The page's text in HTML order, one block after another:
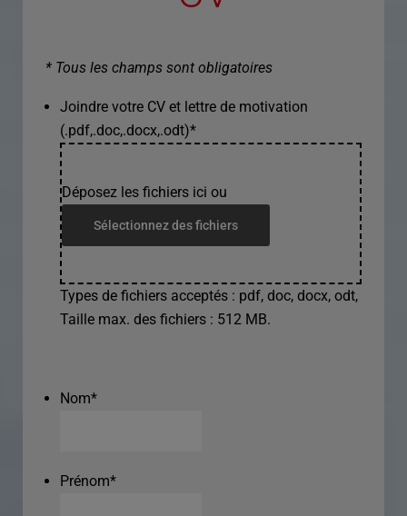
* Tous les champs sont obligatoires
Joindre votre CV et lettre de motivation
(.pdf,.doc,.docx,.odt)*
Déposez les fichiers ici ou
Sélectionnez des fichiers
Types de fichiers acceptés : pdf, doc, docx, odt,
Taille max. des fichiers : 512 MB.
Nom*
Prénom*